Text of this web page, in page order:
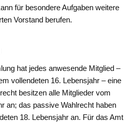
für besondere Aufgaben weitere
Vorstand berufen.
hat jedes anwesende Mitglied –
vollendeten 16. Lebensjahr – eine
besitzen alle Mitglieder vom
an; das passive Wahlrecht haben
18. Lebensjahr an. Für das Amt